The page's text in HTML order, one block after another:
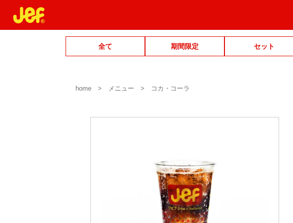
全て 期間限定 セット
home メニュー コカ・コーラ